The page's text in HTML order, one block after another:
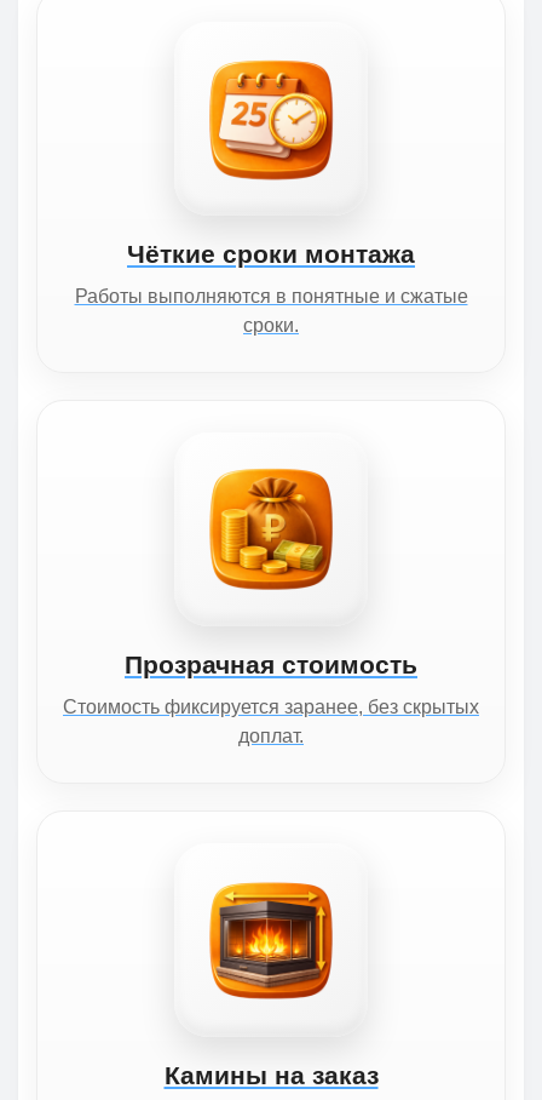
Чёткие сроки монтажа
Работы выполняются в понятные и сжатые
сроки.
Прозрачная стоимость
Стоимость фиксируется заранее, без скрытых
доплат.
Камины на заказ